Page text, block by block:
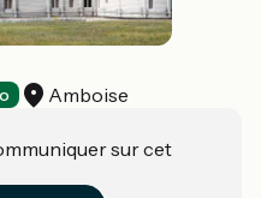
Amboise
sur cet